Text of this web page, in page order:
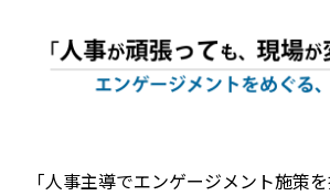
「人事主導でエンゲージメント施策